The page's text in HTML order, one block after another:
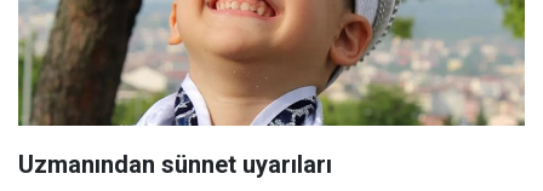
Uzmanından sünnet uyarıları